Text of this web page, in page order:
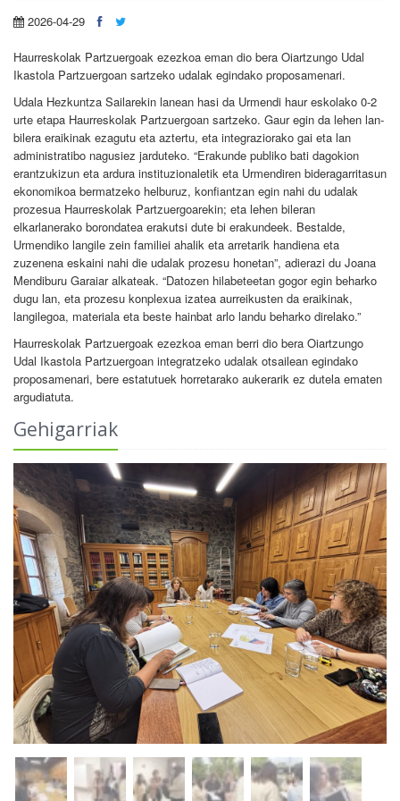
2026-04-29
Haurreskolak Partzuergoak ezezkoa eman dio bera Oiartzungo Udal
Ikastola Partzuergoan sartzeko udalak egindako proposamenari.
Udala Hezkuntza Sailarekin lanean hasi da Urmendi haur eskolako 0-2
urte etapa Haurreskolak Partzuergoan sartzeko. Gaur egin da lehen lan-
bilera eraikinak ezagutu eta aztertu, eta integraziorako gai eta lan
administratibo nagusiez jarduteko. “Erakunde publiko bati dagokion
erantzukizun eta ardura instituzionaletik eta Urmendiren bideragarritasun
ekonomikoa bermatzeko helburuz, konfiantzan egin nahi du udalak
prozesua Haurreskolak Partzuergoarekin; eta lehen bileran
elkarlanerako borondatea erakutsi dute bi erakundeek. Bestalde,
Urmendiko langile zein familiei ahalik eta arretarik handiena eta
zuzenena eskaini nahi die udalak prozesu honetan”, adierazi du Joana
Mendiburu Garaiar alkateak. “Datozen hilabeteetan gogor egin beharko
dugu lan, eta prozesu konplexua izatea aurreikusten da eraikinak,
langilegoa, materiala eta beste hainbat arlo landu beharko direlako.”
Haurreskolak Partzuergoak ezezkoa eman berri dio bera Oiartzungo
Udal Ikastola Partzuergoan integratzeko udalak otsailean egindako
proposamenari, bere estatutuek horretarako aukerarik ez dutela ematen
argudiatuta.
Gehigarriak